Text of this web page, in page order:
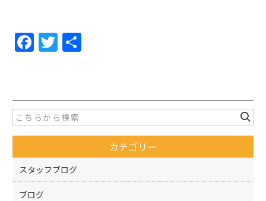
F
a
e
b
o
o
k
T
w
er
カテゴリー
スタッフブログ
ブログ